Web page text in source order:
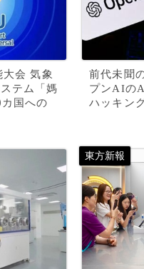
会 気象
テム「媽
国への
前代未聞
プンAIの
ハッキン